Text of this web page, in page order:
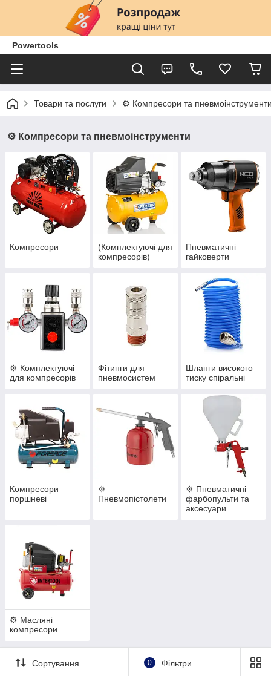
Powertools
Товари та послуги ⚙️ Компресори та
⚙️ Компресори та пневмоінструменти
Компресори
(Комплектуючі для
компресорів)
Пневматичні
гайковерти
⚙️ Комплектуючі
для компресорів
Фітинги для
пневмосистем
Шланги високого
тиску спіральні
Компресори
поршневі
⚙️
Пневмопістолети
⚙️ Пневматичні
фарбопульти та
аксесуари
⚙️ Масляні
компресори
Сортування 0 Фільтри